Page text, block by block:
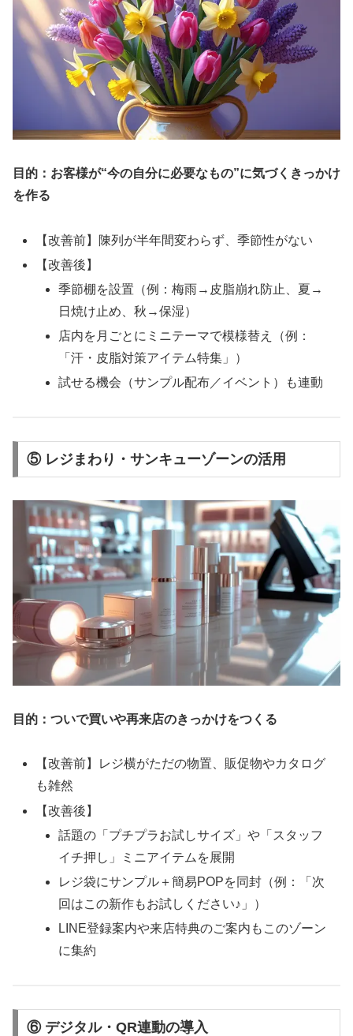
目的：お客様が“今の自分に必要なもの”に気づくきっかけ
を作る
【改善前】陳列が半年間変わらず、季節性がない
【改善後】
季節棚を設置（例：梅雨→皮脂崩れ防止、夏→
日焼け止め、秋→保湿）
店内を月ごとにミニテーマで模様替え（例：
「汗・皮脂対策アイテム特集」）
試せる機会（サンプル配布／イベント）も連動
⑤ レジまわり・サンキューゾーンの活用
目的：ついで買いや再来店のきっかけをつくる
【改善前】レジ横がただの物置、販促物やカタログ
も雑然
【改善後】
話題の「プチプラお試しサイズ」や「スタッフ
イチ押し」ミニアイテムを展開
レジ袋にサンプル＋簡易POPを同封（例：「次
回はこの新作もお試しください♪」）
LINE登録案内や来店特典のご案内もこのゾーン
に集約
⑥ デジタル・QR連動の導入